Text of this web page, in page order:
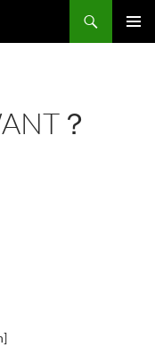
？